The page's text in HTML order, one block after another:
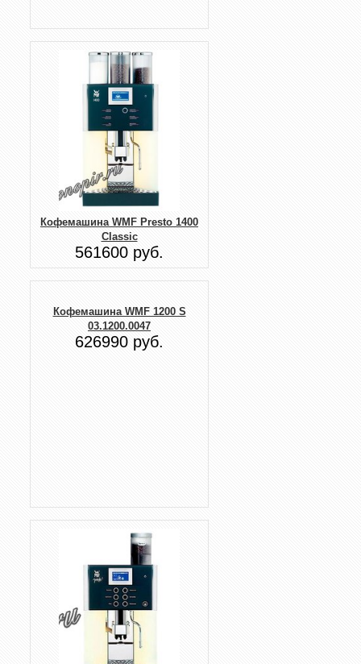
Кофемашина WMF Presto 1400
Classic
561600 руб.
Кофемашина WMF 1200 S
03.1200.0047
626990 руб.